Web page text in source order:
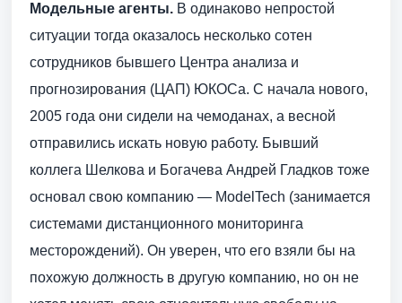
Модельные агенты. В одинаково непростой
ситуации тогда оказалось несколько сотен
сотрудников бывшего Центра анализа и
прогнозирования (ЦАП) ЮКОСа. С начала нового,
2005 года они сидели на чемоданах, а весной
отправились искать новую работу. Бывший
коллега Шелкова и Богачева Андрей Гладков тоже
основал свою компанию — ModelTech (занимается
системами дистанционного мониторинга
месторождений). Он уверен, что его взяли бы на
похожую должность в другую компанию, но он не